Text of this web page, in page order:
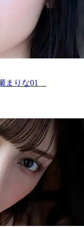
まりな01